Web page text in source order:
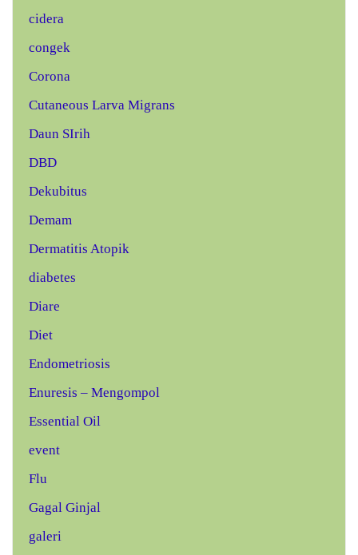
cidera
congek
Corona
Cutaneous Larva Migrans
Daun SIrih
DBD
Dekubitus
Demam
Dermatitis Atopik
diabetes
Diare
Diet
Endometriosis
Enuresis – Mengompol
Essential Oil
event
Flu
Gagal Ginjal
galeri